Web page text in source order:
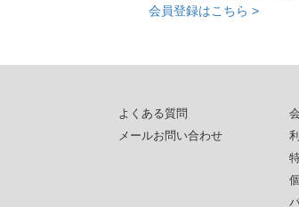
会員登録はこちら >
よくある質問
メールお問い合わせ